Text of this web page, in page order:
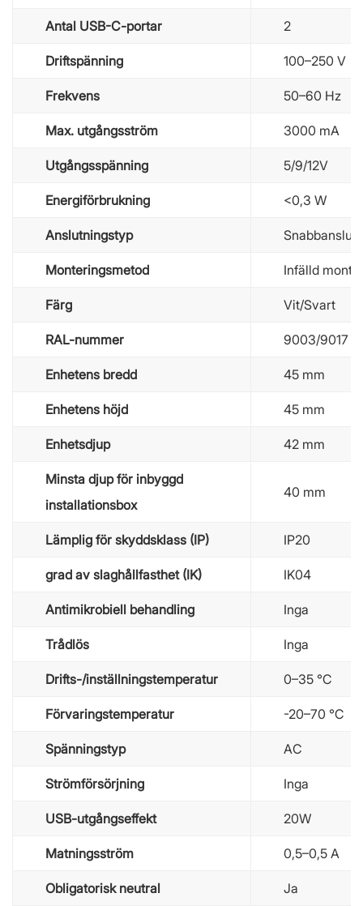
Antal USB-C-portar 2
Driftspänning 100–250 V
Frekvens 50–60 Hz
Max. utgångsström 3000 mA
Utgångsspänning 5/9/12V
Energiförbrukning <0,3 W
Anslutningstyp
Monteringsmetod Infälld
Färg Vit/Svart
RAL-nummer 9003/9017
Enhetens bredd 45 mm
Enhetens höjd 45 mm
Enhetsdjup 42 mm
Minsta djup för inbyggd
installationsbox
40 mm
Lämplig för skyddsklass (IP) IP20
grad av slaghållfasthet (IK) IK04
Antimikrobiell behandling Inga
Trådlös Inga
Drifts-/inställningstemperatur 0–35 ℃
Förvaringstemperatur -20–70 ℃
Spänningstyp AC
Strömförsörjning Inga
USB-utgångseffekt 20W
Matningsström 0,5–0,5 A
Obligatorisk neutral Ja